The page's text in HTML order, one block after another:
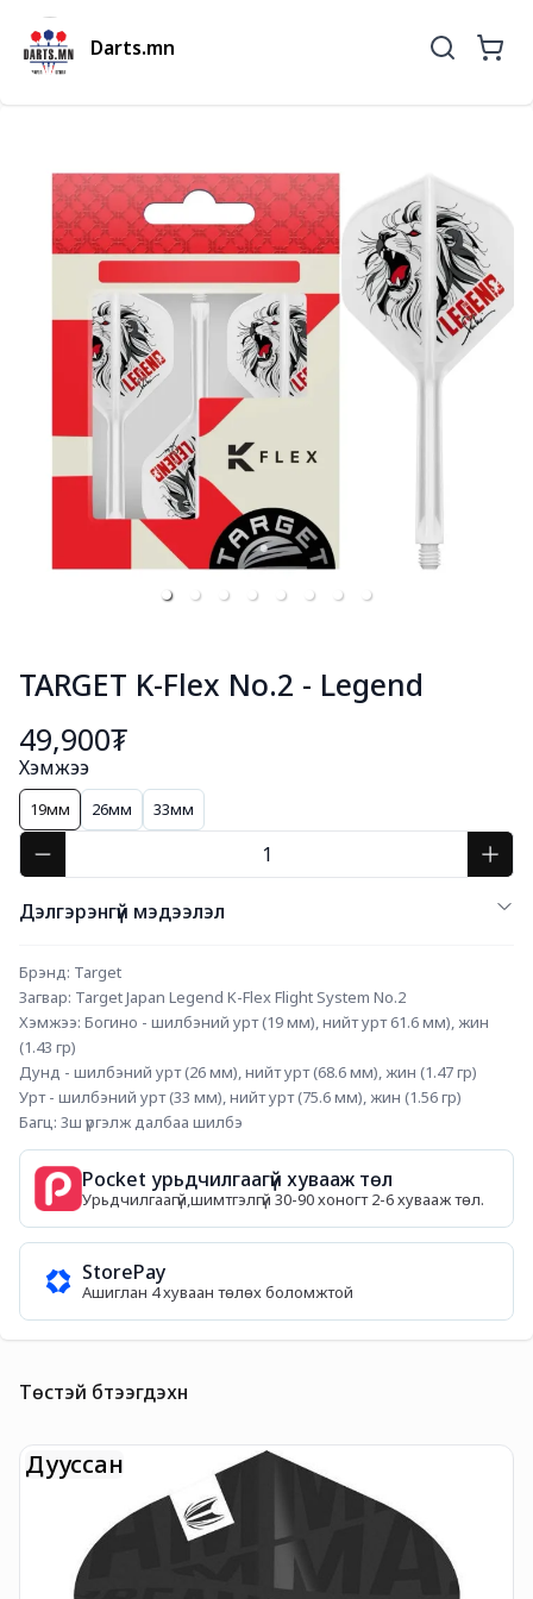
Darts.mn
TARGET K-Flex No.2 - Legend
49,900₮
Хэмжээ
19мм 26мм 33мм
Дэлгэрэнгүй мэдээлэл
Брэнд: Target
Загвар: Target Japan Legend K-Flex Flight System No.2
Хэмжээ: Богино - шилбэний урт (19 мм), нийт урт 61.6 мм), жин
(1.43 гр)
Дунд - шилбэний урт (26 мм), нийт урт (68.6 мм), жин (1.47 гр)
Урт - шилбэний урт (33 мм), нийт урт (75.6 мм), жин (1.56 гр)
Багц: 3ш үргэлж далбаа шилбэ
Pocket урьдчилгаагүй хувааж төл
Урьдчилгаагүй,шимтгэлгүй 30-90 хоногт 2-6 хувааж төл.
StorePay
Ашиглан 4 хуваан төлөх боломжтой
Төстэй бүтээгдэхүүн
Дууссан